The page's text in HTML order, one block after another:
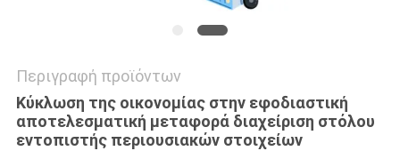
Περιγραφή προϊόντων
Κύκλωση της οικονομίας στην εφοδιαστική
αποτελεσματική μεταφορά διαχείριση στόλου
εντοπιστής περιουσιακών στοιχείων